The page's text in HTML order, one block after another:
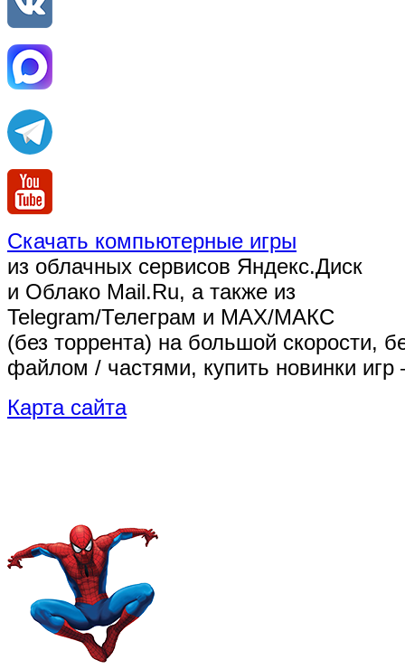
Скачать компьютерные игры
из облачных сервисов Яндекс.Диск
и Облако Mail.Ru, а также из
Telegram/Телеграм и MAX/МАКС
(без торрента) на большой скорости,
файлом / частями, купить новинки
Карта сайта